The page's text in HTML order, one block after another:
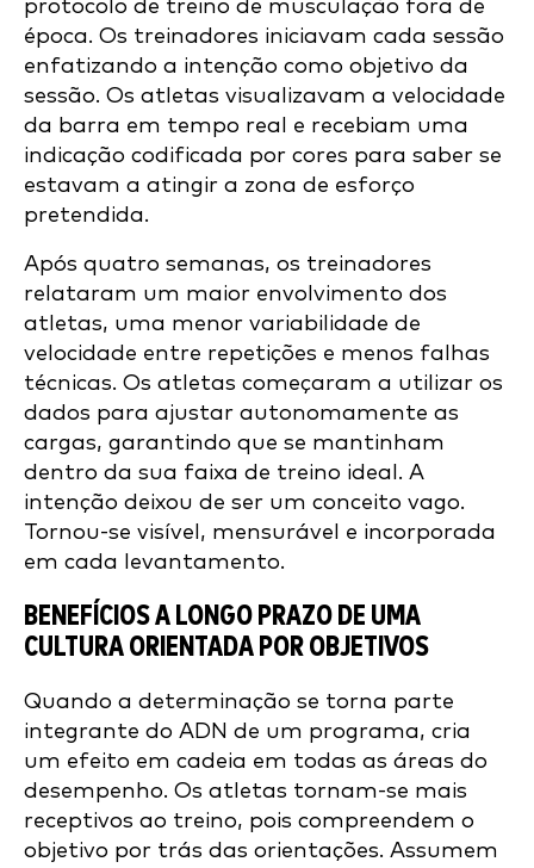
protocolo de treino de musculação fora de
época. Os treinadores iniciavam cada sessão
enfatizando a intenção como objetivo da
sessão. Os atletas visualizavam a velocidade
da barra em tempo real e recebiam uma
indicação codificada por cores para saber se
estavam a atingir a zona de esforço
pretendida.
Após quatro semanas, os treinadores
relataram um maior envolvimento dos
atletas, uma menor variabilidade de
velocidade entre repetições e menos falhas
técnicas. Os atletas começaram a utilizar os
dados para ajustar autonomamente as
cargas, garantindo que se mantinham
dentro da sua faixa de treino ideal. A
intenção deixou de ser um conceito vago.
Tornou-se visível, mensurável e incorporada
em cada levantamento.
BENEFÍCIOS A LONGO PRAZO DE UMA
CULTURA ORIENTADA POR OBJETIVOS
Quando a determinação se torna parte
integrante do ADN de um programa, cria
um efeito em cadeia em todas as áreas do
desempenho. Os atletas tornam-se mais
receptivos ao treino, pois compreendem o
objetivo por trás das orientações. Assumem